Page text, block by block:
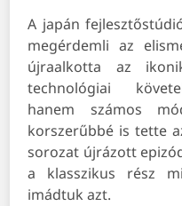
A japán
megérdemli az
újraalkotta az
technológiai
hanem számos
korszerűbbé is tette
sorozat újrázott
a klasszikus rész
imádtuk azt.